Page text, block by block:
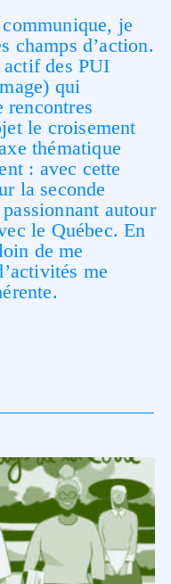
je
champs d’action.
actif des PUI
qui
rencontres
le croisement
thématique
: avec cette
la seconde
autour
le Québec. En
de me
me